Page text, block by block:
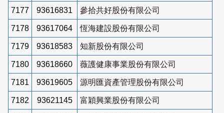
7177 93616831 參拾共好股份有限公司
7178 93617064 恆海建設股份有限公司
7179 93618583 知新股份有限公司
7180 93618660 薇護健康事業股份有限公司
7181 93619605 源明匯資產管理股份有限公司
7182 93621145 富穎興業股份有限公司